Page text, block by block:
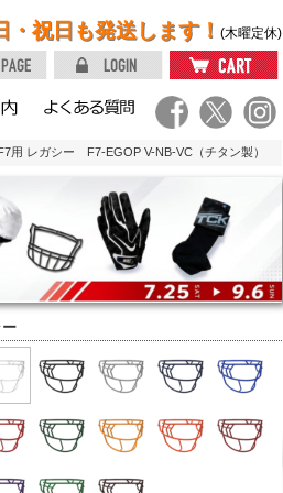
・祝日も発送します！ (木曜定休)
レガシー F7-EGOP V-NB-VC（チタン製）